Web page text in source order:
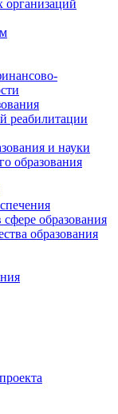
организаций
реабилитации
и науки
образования
образования
образования